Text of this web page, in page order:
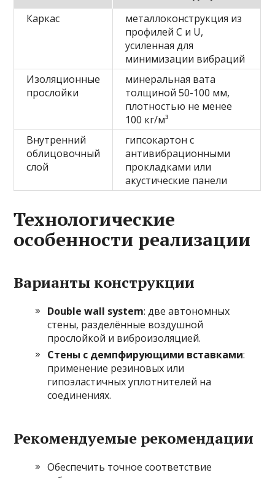
Каркас
металлоконструкция из
профилей C и U,
усиленная для
минимизации вибраций
Изоляционные
прослойки
минеральная вата
толщиной 50-100 мм,
плотностью не менее
100 кг/м³
Внутренний
облицовочный
слой
гипсокартон с
антивибрационными
прокладками или
акустические панели
Технологические
особенности реализации
Варианты конструкции
Double wall system: две автономных
стены, разделённые воздушной
прослойкой и виброизоляцией.
Стены с демпфирующими вставками:
применение резиновых или
гипоэластичных уплотнителей на
соединениях.
Рекомендуемые рекомендации
Обеспечить точное соответствие